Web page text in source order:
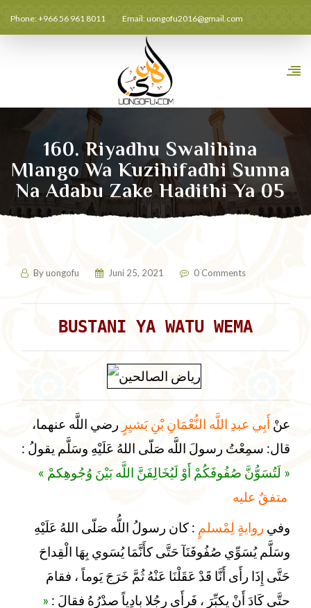
Phone: +966 56 961 8011 Email:uongofu2016@gmail.com
160. Riyadhu Swalihina
Mlango Wa Kuzihifadhi Sunna
Na Adabu Zake Hadithi Ya 05
Byuongofu Juni 25, 2021 0 Comments
BUSTANI YA WATU WEMA
عنْ أَبِي عبدِ اللَّه النُّعْمَانِ بْنِ بَشيِرٍ رضي اللَّه عنهما،
قال: سمِعْتُ رسولَ اللَّه صَلّى اللهُ عَلَيْهِ وسَلَّم يقولُ :
« لَتُسَوُّنَّ صُفُوفَكُمْ أَوْ لَيُخَالِفَنَّ اللَّه بَيْنَ وُجُوهِكمْ »
متفقٌ عليه
وفي روايةٍ لِمْسلمٍ : كان رسولُ اللُّه صَلّى اللهُ عَلَيْهِ
وسَلَّم يُسَوِّي صُفُوفَنَآ حَتَّى كأَنَّمَا يُسَوي بِهَا الْقِداحَ
حَتَّى إِذَا رأَى أَنَّا قَدْ عَقَلْنَا عَنْهُ ثُمَّ خَرَجَ يَوماً ، فقامَ
حتَّى كَادَ أَنْ يكبِّرَ ، فَرأَى رجُلا بادِياً صدْرُهُ فقالَ : «